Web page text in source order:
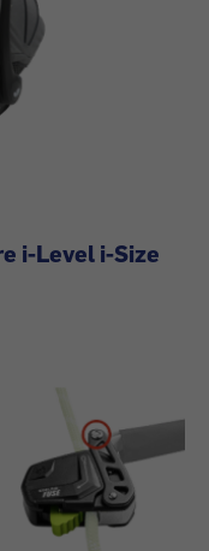
i-Level i-Size